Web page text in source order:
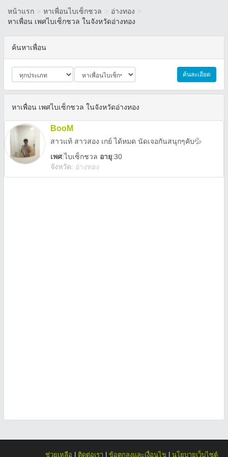
หน้าแรก > หาเพื่อนไบเซ็กชวล > อ่างทอง >
หาเพื่อน เพศไบเซ็กชวล ในจังหวัดอ่างทอง
ค้นหาเพื่อน
ค้นละเอียด
หาเพื่อน เพศไบเซ็กชวล ในจังหวัดอ่างทอง
BooM
สาวแท้ สาวสอง เกย์ ได้หมด นัดเจอกันสนุกๆคับ💦
เพศ:ไบเซ็กชวล อายุ:30
จังหวัด: อ่างทอง
ช่วยเหลือ ติดต่อเรา ข้อตกลงและเงื่อนไข นโยบายเว็บไซต์